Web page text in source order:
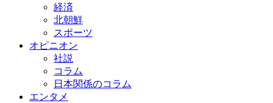
経済
北朝鮮
スポーツ
オピニオン
社説
コラム
日本関係のコラム
エンタメ